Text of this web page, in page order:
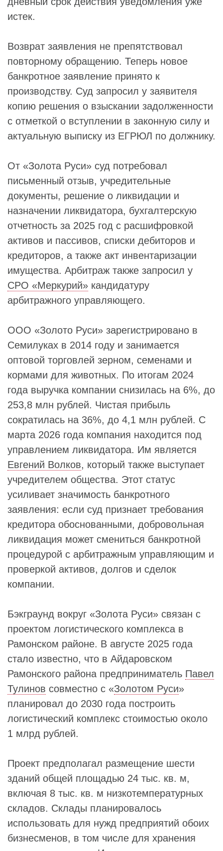
истек.
Возврат заявления не препятствовал
повторному обращению. Теперь новое
банкротное заявление принято к
производству. Суд запросил у заявителя
копию решения о взыскании задолженности
с отметкой о вступлении в законную силу и
актуальную выписку из ЕГРЮЛ по должнику.
От «Золота Руси» суд потребовал
письменный отзыв, учредительные
документы, решение о ликвидации и
назначении ликвидатора, бухгалтерскую
отчетность за 2025 год с расшифровкой
активов и пассивов, списки дебиторов и
кредиторов, а также акт инвентаризации
имущества. Арбитраж также запросил у
СРО «Меркурий» кандидатуру
арбитражного управляющего.
ООО «Золото Руси» зарегистрировано в
Семилуках в 2014 году и занимается
оптовой торговлей зерном, семенами и
кормами для животных. По итогам 2024
года выручка компании снизилась на 6%, до
253,8 млн рублей. Чистая прибыль
сократилась на 36%, до 4,1 млн рублей. С
марта 2026 года компания находится под
управлением ликвидатора. Им является
Евгений Волков, который также выступает
учредителем общества. Этот статус
усиливает значимость банкротного
заявления: если суд признает требования
кредитора обоснованными, добровольная
ликвидация может смениться банкротной
процедурой с арбитражным управляющим и
проверкой активов, долгов и сделок
компании.
Бэкграунд вокруг «Золота Руси» связан с
проектом логистического комплекса в
Рамонском районе. В августе 2025 года
стало известно, что в Айдаровском
Рамонского района предприниматель Павел
Тулинов совместно с «Золотом Руси»
планировал до 2030 года построить
логистический комплекс стоимостью около
1 млрд рублей.
Проект предполагал размещение шести
зданий общей площадью 24 тыс. кв. м,
включая 8 тыс. кв. м низкотемпературных
складов. Склады планировалось
использовать для нужд предприятий обоих
бизнесменов, в том числе для хранения